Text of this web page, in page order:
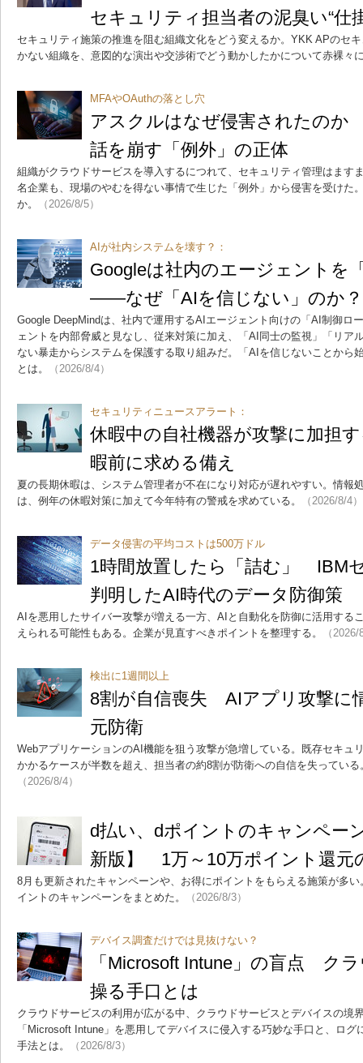
セキュリティ担当者の泥臭い“仕
セキュリティ施策の推進を阻む組織文化をどう変えるか。YKK APのセ
かない組織を、意図的な演出や交渉術でどう動かしたかについて赤裸々
MFAやOAuthの落とし穴
アスクルはなぜ侵害されたの
話を崩す「例外」の正体
組織がクラウドサービスを導入するにつれて、セキュリティ管理はます
名企業も、現場のやむを得ない事情で生じた「例外」から侵害を受けた
か。
（2026/8/5）
AIが社内システムを壊す？：
Googleは社内のエージェントを
――なぜ「AIを信じない」のか？
Google DeepMindは、社内で運用するAIエージェント向けの「AI制御ロ
ェントを内部脅威と見なし、従来対策に加え、「AI同士の監視」「リア
ない暴走からシステムを保護する取り組みだ。「AIを信じないことから
とは。
（2026/8/4）
セキュリティニュースアラート：
休暇中の自社機器が攻撃に加担
暇前に求める備え
夏の長期休暇は、システム管理者が不在になり対応が遅れやすい。情報
は、例年の休暇対策に加えて今年特有の警戒を求めている。
（2026/8/4）
データ侵害の平均コストは500万ドル
1時間放置したら「詰む」 IBM
判明したAI時代のデータ防御策
AIを悪用したサイバー攻撃が増える一方、AIと自動化を防御に活用する
えられる可能性もある。企業が見直すべきポイントを整理する。
（
検出に1週間以上
8割が自信喪失 AIアプリ攻撃に
元防衛
WebアプリケーションのAI機能を狙う攻撃が急増している。既存セキュ
かかるケースが半数を超え、担当者の約8割が防衛への自信を失ってい
（2026/8/4）
d払い、dポイントのキャンペー
新版】 1万～10万ポイント還元
8月も更新されたキャンペーンや、お得にポイントをもらえる施策が多
イントのキャンペーンをまとめた。
（2026/8/3）
デバイス調査だけでは見抜けない？
「Microsoft Intune」の盲点 ク
操る手口とは
クラウドサービスの利用が広がる中、クラウドサービスとデバイスの境
「Microsoft Intune」を悪用してデバイスに侵入する巧妙な手口と、ロ
手法とは。
（2026/8/3）